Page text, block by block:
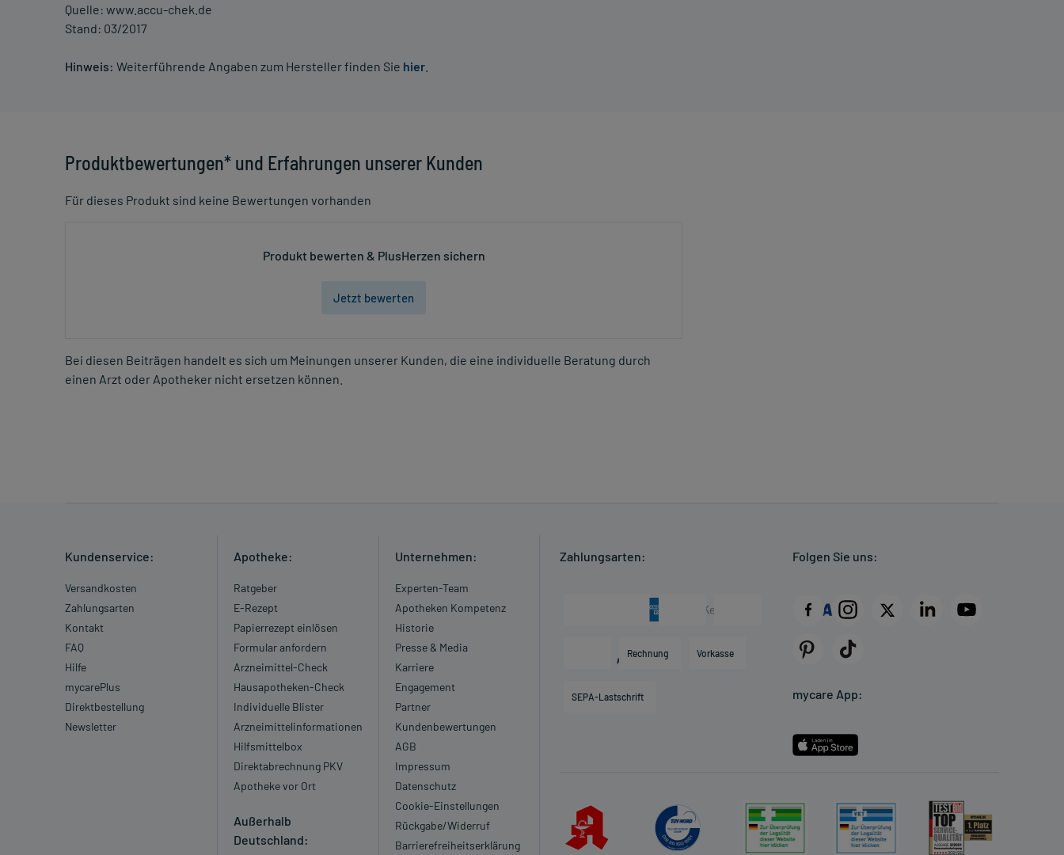
Quelle: www.accu-chek.de
Stand: 03/2017
Hinweis: Weiterführende Angaben zum Hersteller finden Sie hier
Produktbewertungen* und Erfahrungen unserer Kunden
Für dieses Produkt sind keine Bewertungen vorhanden
Produkt bewerten & PlusHerzen sichern
Jetzt bewerten
Bei diesen Beiträgen handelt es sich um Meinungen unserer Kunden, die eine individuelle Beratung durch
einen Arzt oder Apotheker nicht ersetzen können.
Kundenservice:
Versandkosten
Zahlungsarten
Kontakt
FAQ
Hilfe
mycarePlus
Direktbestellung
Newsletter
Apotheke:
Ratgeber
E-Rezept
Papierrezept einlösen
Formular anfordern
Arzneimittel-Check
Hausapotheken-Check
Individuelle Blister
Arzneimittelinformationen
Hilfsmittelbox
Direktabrechnung PKV
Apotheke vor Ort
Außerhalb
Deutschland:
Unternehmen:
Experten-Team
Apotheken Kompetenz
Historie
Presse & Media
Karriere
Engagement
Partner
Kundenbewertungen
AGB
Impressum
Datenschutz
Cookie-Einstellungen
Rückgabe/Widerruf
Barrierefreiheitserklärung
Zahlungsarten:
Rechnung Vorkasse
SEPA-Lastschrift
Folgen Sie uns:
mycare App: